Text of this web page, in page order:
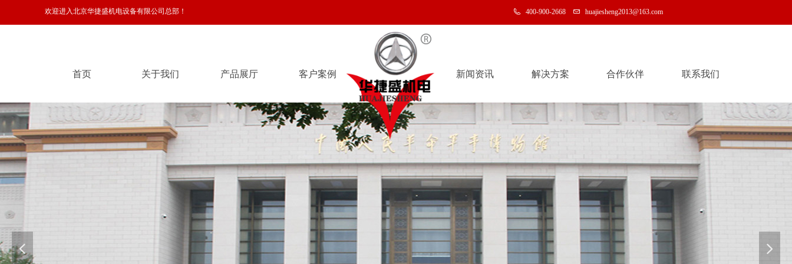
欢迎进入北京华捷盛机电设备有限公司总部！ 400-900-2668 huajiesheng2013@163.com
넳 넲
新闻资讯
新闻资讯
解决方案
解决方案
合作伙伴
合作伙伴
联系我们
联系我们
首页
首页
关于我们
关于我们
产品展厅
产品展厅
客户案例
客户案例